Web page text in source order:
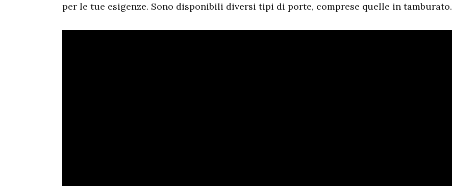
per le tue esigenze. Sono disponibili diversi tipi di porte, comprese quelle in tamburato.